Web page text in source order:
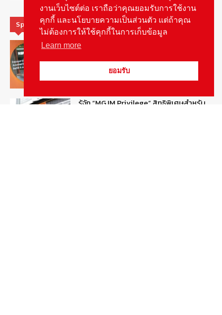
Special Picks
MG ลั่นกลองรบ! เตรียมลุยชิงส่วนแบ่งตลาด
รู้จัก “MG IM Privilege” สิทธิพิเศษสำหรับ
งานเว็บไซต์ต่อ เราถือว่าคุณยอมรับการใช้งาน
คุกกี้ และนโยบายความเป็นส่วนตัว แต่ถ้าคุณ
ไม่ต้องการให้ใช้คุกกี้ในการเก็บข้อมูล
Learn more
ยอมรับ